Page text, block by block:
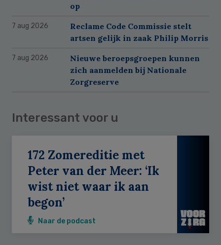
op
7 aug 2026
Reclame Code Commissie stelt
artsen gelijk in zaak Philip Morris
7 aug 2026
Nieuwe beroepsgroepen kunnen
zich aanmelden bij Nationale
Zorgreserve
Interessant voor u
172 Zomereditie met
Peter van der Meer: ‘Ik
wist niet waar ik aan
begon’
Naar de podcast